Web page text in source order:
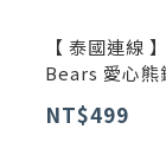
【 泰國連線
Bears 愛心熊
NT$499